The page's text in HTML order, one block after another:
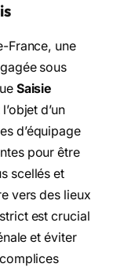
France, une
sous
Saisie
d’un
d’équipage
pour être
scellés et
vers des lieux
est crucial
et éviter